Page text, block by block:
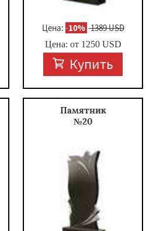
Цена: -10% 1389 USD
Цена: от 1250USD
Купить
Памятник
№20